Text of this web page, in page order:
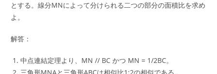
とする。線分MNによって分けられる二つの部分の面積比を求め
よ。
解答：
中点連結定理より、MN // BC かつ MN = 1/2BC。